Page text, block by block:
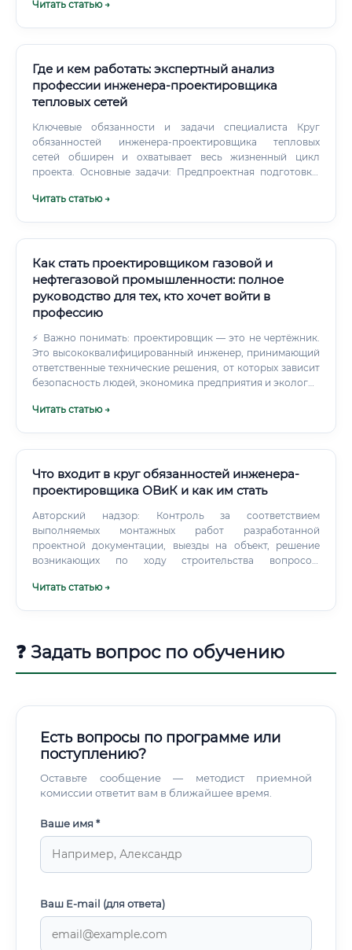
несколько лет ✅ Умеет читать чертежи и понимает язык
техническими аспектами ⚠️ Кому эта профессия точно не
подойдёт: людям, которые хотят работать строго по
инструкции без творческих решений. Ещё один важный
проводит значительную часть времени в цехе.
Читать статью →
Где и кем работать: экспертный анализ
профессии инженера-проектировщика
тепловых сетей
Ключевые обязанности и задачи специалиста Круг
обязанностей инженера-проектировщика тепловых
сетей обширен и охватывает весь жизненный цикл
проекта. Основные задачи: Предпроектная подготовка:
условия от теплоснабжающей организации,
гидравлических потерь в трубопроводах, подбор
диаметров, расчет на прочность и устойчивость
конструкций.
Читать статью →
Как стать проектировщиком газовой и
нефтегазовой промышленности: полное
руководство для тех, кто хочет войти в
профессию
⚡ Важно понимать: проектировщик — это не чертёжник.
Это высококвалифицированный инженер, принимающий
ответственные технические решения, от которых зависит
безопасность людей, экономика предприятия и экология
ключевых направлений: 🟢 Проектирование
Проектирование объектов добычи (скважины, кусты,
обустройство месторождений) 🟢 Проектирование
инфраструктуры газоснабжения городов и посёлков
Круг обязанностей проектировщика Должностные
функции специалиста охватывают весь жизненный цикл
проекта — от концепции до сдачи документации
Читать статью →
Что входит в круг обязанностей инженера-
проектировщика ОВиК и как им стать
Авторский надзор: Контроль за соответствием
выполняемых монтажных работ разработанной
проектной документации, выезды на объект, решение
возникающих по ходу строительства вопросов.
работы Для успеха в этой профессии требуется
Читать статью →
❓ Задать вопрос по обучению
Есть вопросы по программе или
поступлению?
Оставьте сообщение — методист приемной
комиссии ответит вам в ближайшее время.
Ваше имя *
Ваш E-mail (для ответа)